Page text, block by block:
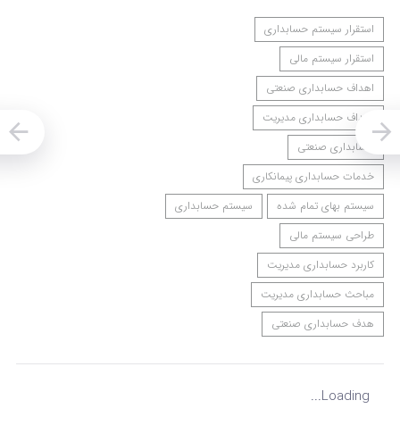
استقرار سیستم حسابداری
استقرار سیستم مالی
اهداف حسابداری صنعتی
اهداف حسابداری مدیریت
حسابداری صنعتی
خدمات حسابداری پیمانکاری
سیستم بهای تمام شده
سیستم حسابداری
طراحی سیستم مالی
کاربرد حسابداری مدیریت
مباحث حسابداری مدیریت
هدف حسابداری صنعتی
Loading...